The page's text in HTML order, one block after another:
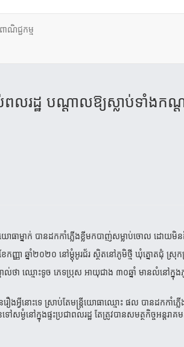
ាណិជ្ជកម្ម
ប់ពលរដ្ឋ បណ្ដាលឱ្យស្លាប់ទាំង
យោធាម្នាក់ បានដកកាំភ្លើងខ្លីមកបាញ់សម្លាប់ចោល ដោ
ញ្ញា ឆ្នាំ២០២០ នៅម្ដុំអូរជ័រ ស្ថិតនៅភូមិថ្មី ឃុំត្នោតជុំ ស្រុក
ាល់ថា ឈ្មោះទូច ភេទប្រុស អាយុជាង ៣០ឆ្នាំ មានលំនៅក្
អ្វីនោះទេ ស្រាប់តែមន្ត្រីយោធាឈ្មោះ ផល បានដកកាំភ្ល
ងំនៅក្នុងផ្ទះប្រជាពលរដ្ឋ តែត្រូវបានសមត្ថកិច្ចអន្តរ